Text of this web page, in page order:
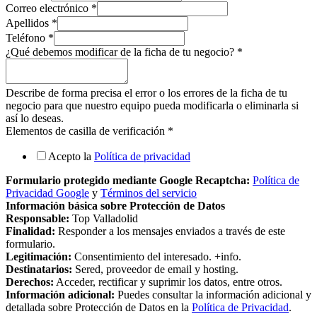
Correo electrónico *
Apellidos *
Teléfono *
¿Qué debemos modificar de la ficha de tu negocio? *
Describe de forma precisa el error o los errores de la ficha de tu
negocio para que nuestro equipo pueda modificarla o eliminarla si
así lo deseas.
Elementos de casilla de verificación *
Acepto la Política de privacidad
Formulario protegido mediante Google Recaptcha: Política de
Privacidad Google y Términos del servicio
Información básica sobre Protección de Datos
Responsable: Top Valladolid
Finalidad: Responder a los mensajes enviados a través de este
formulario.
Legitimación: Consentimiento del interesado. +info.
Destinatarios: Sered, proveedor de email y hosting.
Derechos: Acceder, rectificar y suprimir los datos, entre otros.
Información adicional: Puedes consultar la información adicional y
detallada sobre Protección de Datos en la Política de Privacidad.